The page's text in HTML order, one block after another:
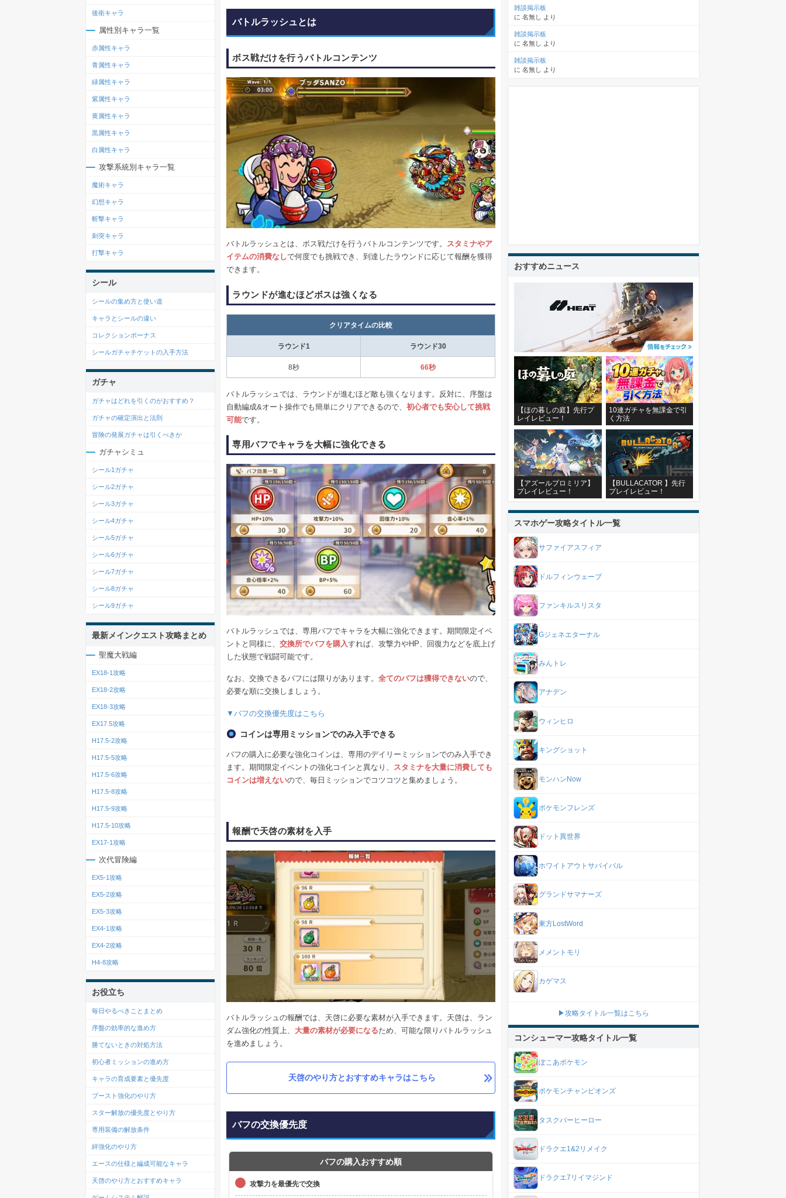
バトルラッシュとは
ボス戦だけを行うバトルコンテンツ
バトルラッシュとは、ボス戦だけを行うバトルコンテンツです。 スタミナやア
イテムの消費なしで何度でも挑戦でき、到達したラウンドに応じて報酬を獲得
できます。
ラウンドが進むほどボスは強くなる
クリアタイムの比較
ラウンド1 ラウンド30
8秒 66秒
バトルラッシュでは、ラウンドが進むほど敵も強くなります。反対に、序盤は
自動編成&オート操作でも簡単にクリアできるので、 初心者でも安心して挑戦
可能です。
専用バフでキャラを大幅に強化できる
バトルラッシュでは、専用バフでキャラを大幅に強化できます。期間限定イベ
ントと同様に、 交換所でバフを購入すれば、攻撃力やHP、回復力などを底上げ
した状態で戦闘可能です。
なお、交換できるバフには限りがあります。 全てのバフは獲得できないので、
必要な順に交換しましょう。
▼バフの交換優先度はこちら
コインは専用ミッションでのみ入手できる
バフの購入に必要な強化コインは、専用のデイリーミッションでのみ入手でき
ます。期間限定イベントの強化コインと異なり、 スタミナを大量に消費しても
コインは増えないので、毎日ミッションでコツコツと集めましょう。
報酬で天啓の素材を入手
バトルラッシュの報酬では、天啓に必要な素材が入手できます。天啓は、ラン
ダム強化の性質上、 大量の素材が必要になるため、可能な限りバトルラッシュ
を進めましょう。
天啓のやり方とおすすめキャラはこちら
バフの交換優先度
バフの購入おすすめ順
攻撃力を最優先で交換
後衛キャラ
属性別キャラ一覧
赤属性キャラ
青属性キャラ
緑属性キャラ
紫属性キャラ
黄属性キャラ
黒属性キャラ
白属性キャラ
攻撃系統別キャラ一覧
魔術キャラ
幻想キャラ
斬撃キャラ
刺突キャラ
打撃キャラ
シール
シールの集め方と使い道
キャラとシールの違い
コレクションボーナス
シールガチャチケットの入手方法
ガチャ
ガチャはどれを引くのがおすすめ？
ガチャの確定演出と法則
冒険の発展ガチャは引くべきか
ガチャシミュ
シール1ガチャ
シール2ガチャ
シール3ガチャ
シール4ガチャ
シール5ガチャ
シール6ガチャ
シール7ガチャ
シール8ガチャ
シール9ガチャ
最新メインクエスト攻略まとめ
聖魔大戦編
EX18-1攻略
EX18-2攻略
EX18-3攻略
EX17.5攻略
H17.5-2攻略
H17.5-5攻略
H17.5-6攻略
H17.5-8攻略
H17.5-9攻略
H17.5-10攻略
EX17-1攻略
次代冒険編
EX5-1攻略
EX5-2攻略
EX5-3攻略
EX4-1攻略
EX4-2攻略
H4-8攻略
お役立ち
毎日やるべきことまとめ
序盤の効率的な進め方
勝てないときの対処方法
初心者ミッションの進め方
キャラの育成要素と優先度
ブースト強化のやり方
スター解放の優先度とやり方
専用装備の解放条件
絆強化のやり方
エースの仕様と編成可能なキャラ
天啓のやり方とおすすめキャラ
雑談掲示板
に 名無し より
雑談掲示板
に 名無し より
雑談掲示板
に 名無し より
おすすめニュース
【ほの暮しの庭】先行プ
レイレビュー！
10連ガチャを無課金で引
く方法
【アズールプロミリア】
プレイレビュー！
【BULLACATOR 】先行
プレイレビュー！
スマホゲー攻略タイトル一覧
サファイアスフィア
ドルフィンウェーブ
ファンキルスリスタ
Gジェネエターナル
みんトレ
アナデン
ウィンヒロ
キングショット
モンハンNow
ポケモンフレンズ
ドット異世界
ホワイトアウトサバイバル
グランドサマナーズ
東方LostWord
メメントモリ
カゲマス
▶攻略タイトル一覧はこちら
コンシューマー攻略タイトル一覧
ぽこあポケモン
ポケモンチャンピオンズ
タスクバーヒーロー
ドラクエ1&2リメイク
ドラクエ7リイマジンド